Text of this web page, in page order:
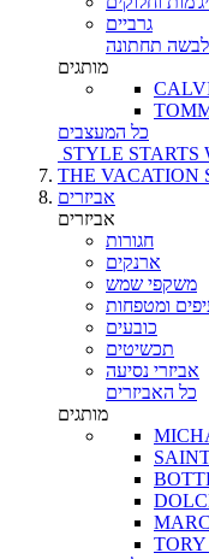
גרביים
תחתונה
מותגים
כל המעצבים
STYLE STARTS
THE VACATION
אביזרים
אביזרים
חגורות
ארנקים
משקפי שמש
ומטפחות
כובעים
תכשיטים
אביזרי נסיעה
כל האביזרים
מותגים